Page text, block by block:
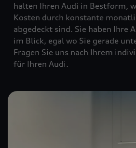
halten Ihren Audi in Bestform,
Kosten durch konstante
abgedeckt sind. Sie haben Ihre
im Blick, egal wo Sie gerade
Fragen Sie uns nach Ihrem
für Ihren Audi.